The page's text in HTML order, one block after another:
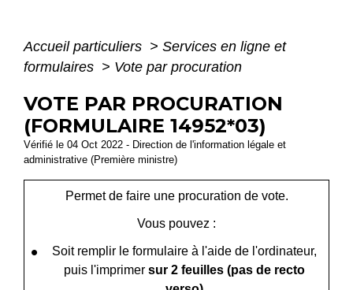
Accueil particuliers > Services en ligne et
formulaires > Vote par procuration
VOTE PAR PROCURATION
(FORMULAIRE 14952*03)
Vérifié le 04 Oct 2022 - Direction de l'information légale et
administrative (Première ministre)
Permet de faire une procuration de vote.
Vous pouvez :
Soit remplir le formulaire à l'aide de l'ordinateur,
puis l'imprimer sur 2 feuilles (pas de recto